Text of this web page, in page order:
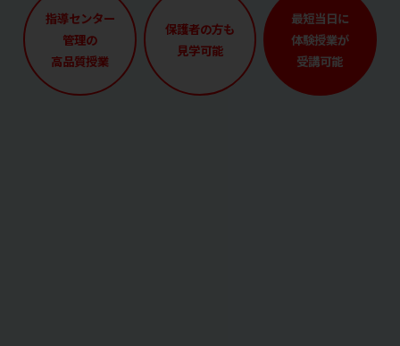
指導センター
管理の
高品質授業
保護者の方も
見学可能
最短当日に
体験授業が
受講可能